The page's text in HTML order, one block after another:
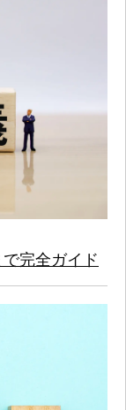
完全ガイド